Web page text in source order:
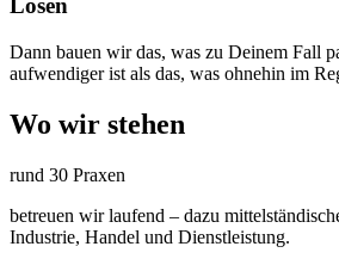
Lösen
Dann bauen wir das, was zu Deinem Fall
aufwendiger ist als das, was ohnehin im
Wo wir stehen
rund 30 Praxen
betreuen wir laufend – dazu
Industrie, Handel und Dienstleistung.